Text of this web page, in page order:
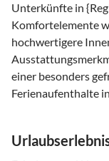
Unterkünfte in
Komfortelemente
hochwertigere
einer besonders
Ferienaufenthalte